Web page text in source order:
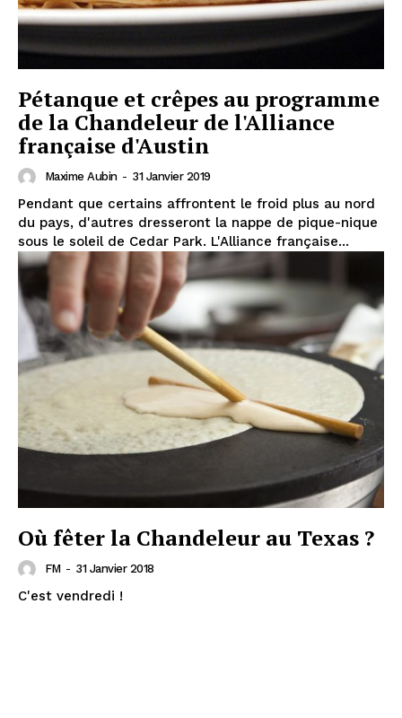
Pétanque et crêpes au programme
de la Chandeleur de l'Alliance
française d'Austin
Maxime Aubin - 31 Janvier 2019
Pendant que certains affrontent le froid plus au nord
du pays, d'autres dresseront la nappe de pique-nique
sous le soleil de Cedar Park. L'Alliance française...
Où fêter la Chandeleur au Texas ?
FM - 31 Janvier 2018
C'est vendredi !